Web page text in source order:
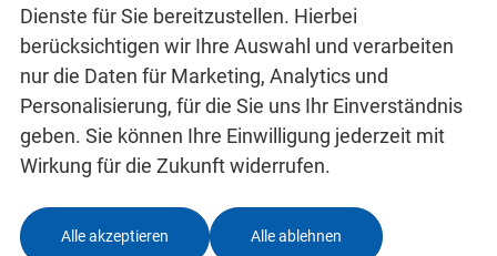
Tourneo Custom
Transit
Transit Connect
Transit Courier
Transit Custom
Mazda
Dienste für Sie bereitzustellen. Hierbei
berücksichtigen wir Ihre Auswahl und verarbeiten
nur die Daten für Marketing, Analytics und
Personalisierung, für die Sie uns Ihr Einverständnis
geben. Sie können Ihre Einwilligung jederzeit mit
Wirkung für die Zukunft widerrufen.
Alle akzeptieren Alle ablehnen